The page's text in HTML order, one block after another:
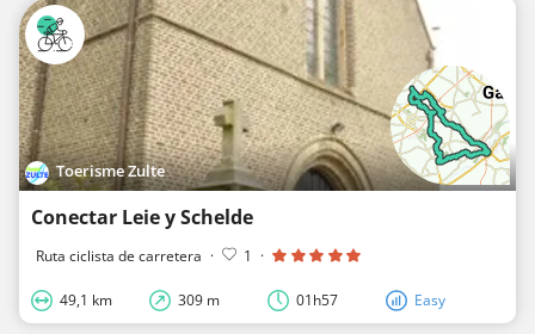
Toerisme Zulte
Conectar Leie y Schelde
Ruta ciclista de carretera · 1 ·
49,1 km 309 m 01h57 Easy